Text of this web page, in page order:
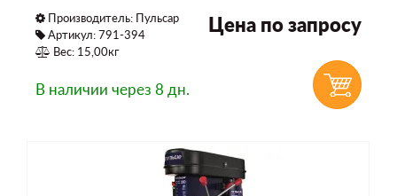
Производитель: Пульсар
Артикул: 791-394
Вес: 15,00кг
Цена по запросу
В наличии через 8 дн.